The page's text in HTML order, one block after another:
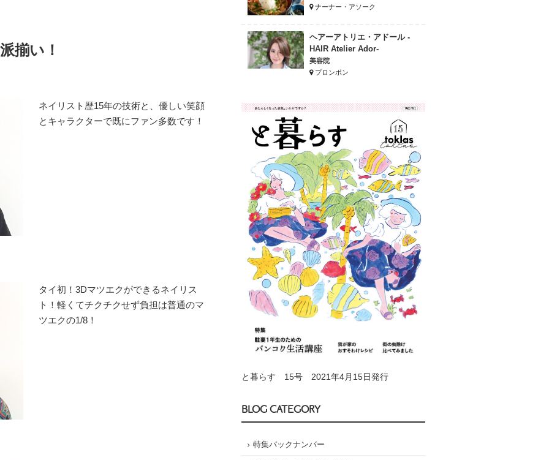
揃い！
ネイリスト歴15年の技術と、優しい笑顔
とキャラクターで既にファン多数です！
タイ初！3Dマツエクができるネイリス
ト！軽くてチクチクせず負担は普通のマ
ツエクの1/8！
ナーナー・アソーク
ヘアーアトリエ・アドール -
HAIR Atelier Ador-
美容院
プロンポン
と暮らす 15号 2021年4月15日発行
BLOG CATEGORY
特集バックナンバー